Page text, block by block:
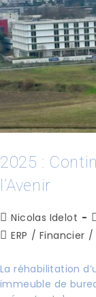
2025 :
l’Avenir
Nicolas Idelot
ERP / Financier /
La réhabilitation
immeuble de